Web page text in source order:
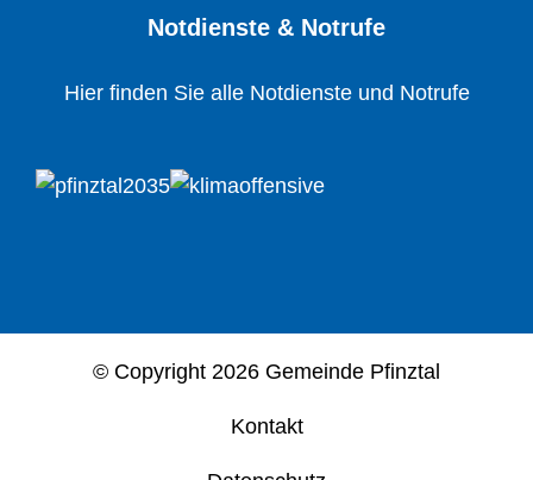
Notdienste & Notrufe
Hier finden Sie alle Notdienste und Notrufe
© Copyright 2026 Gemeinde Pfinztal
Kontakt